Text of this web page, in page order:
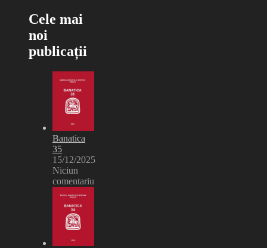
Cele mai
noi
publicații
Banatica
35
15/12/2025
Niciun
comentariu